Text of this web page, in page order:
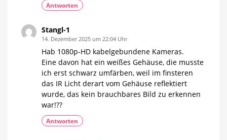
Antworten
Stangl-1
14. Dezember 2025 um 22:04 Uhr
Hab 1080p-HD kabelgebundene Kameras.
Eine davon hat ein weißes Gehäuse, die musste
ich erst schwarz umfärben, weil im finsteren
das IR Licht derart vom Gehäuse reflektiert
wurde, das kein brauchbares Bild zu erkennen
war!??
Antworten